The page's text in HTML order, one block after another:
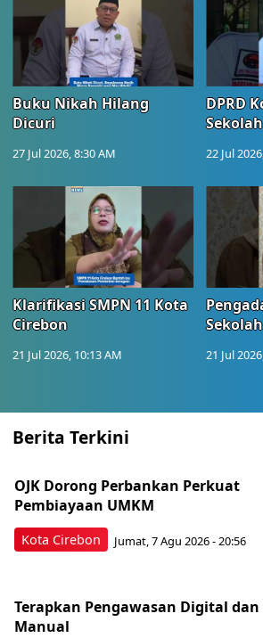
Buku Nikah Hilang
Dicuri
27 Jul 2026, 8:30 AM
DPRD
Sekolah
22 Jul
Klarifikasi SMPN 11 Kota
Cirebon
21 Jul 2026, 10:13 AM 21 Jul
Berita Terkini
Kota Cirebon
OJK Dorong Perbankan Perkuat
Pembiayaan UMKM
Jumat, 7 Agu 2026 - 20:56
Terapkan Pengawasan Digital dan
Manual